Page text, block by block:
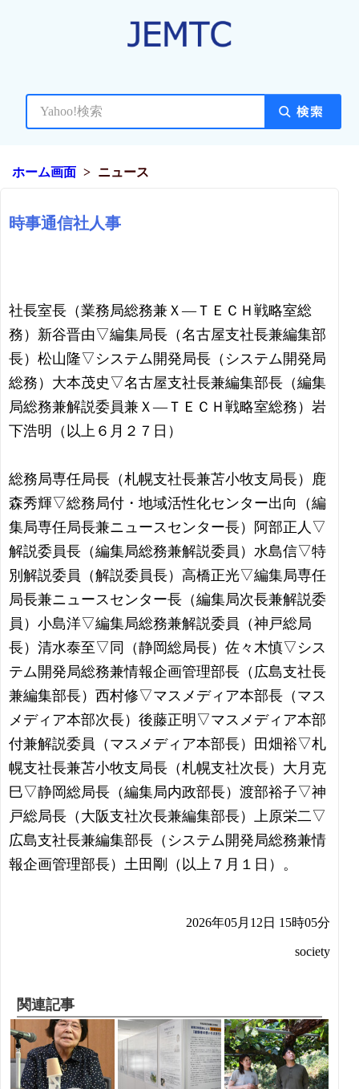
ホーム画面 ニュース
時事通信社人事
社長室長（業務局総務兼Ｘ―ＴＥＣＨ戦略室総
務）新谷晋由▽編集局長（名古屋支社長兼編集部
長）松山隆▽システム開発局長（システム開発局
総務）大本茂史▽名古屋支社長兼編集部長（編集
局総務兼解説委員兼Ｘ―ＴＥＣＨ戦略室総務）岩
下浩明（以上６月２７日）
総務局専任局長（札幌支社長兼苫小牧支局長）鹿
森秀輝▽総務局付・地域活性化センター出向（編
集局専任局長兼ニュースセンター長）阿部正人▽
解説委員長（編集局総務兼解説委員）水島信▽特
別解説委員（解説委員長）高橋正光▽編集局専任
局長兼ニュースセンター長（編集局次長兼解説委
員）小島洋▽編集局総務兼解説委員（神戸総局
長）清水泰至▽同（静岡総局長）佐々木慎▽シス
テム開発局総務兼情報企画管理部長（広島支社長
兼編集部長）西村修▽マスメディア本部長（マス
メディア本部次長）後藤正明▽マスメディア本部
付兼解説委員（マスメディア本部長）田畑裕▽札
幌支社長兼苫小牧支局長（札幌支社次長）大月克
巳▽静岡総局長（編集局内政部長）渡部裕子▽神
戸総局長（大阪支社次長兼編集部長）上原栄二▽
広島支社長兼編集部長（システム開発局総務兼情
報企画管理部長）土田剛（以上７月１日）。
2026年05月12日 15時05分
society
関連記事